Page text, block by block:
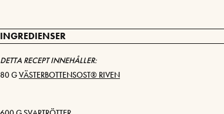
INGREDIENSER
DETTA RECEPT INNEHÅLLER:
80 GVÄSTERBOTTENSOST® RIVEN